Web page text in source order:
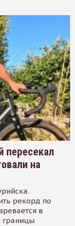
пересекал
на
рекорд по
в
границы